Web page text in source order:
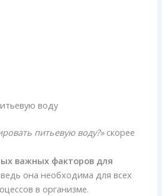
воду
питьевую воду?»скорее
важных факторов для
она необходима для всех
в организме.